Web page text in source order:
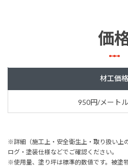
価
材工価格
950円/メート
※詳細（施工上・安全衛生上・取り扱い上
ログ・塗装仕様などでご確認ください。
※使用量、塗り坪は標準的数値です。被塗